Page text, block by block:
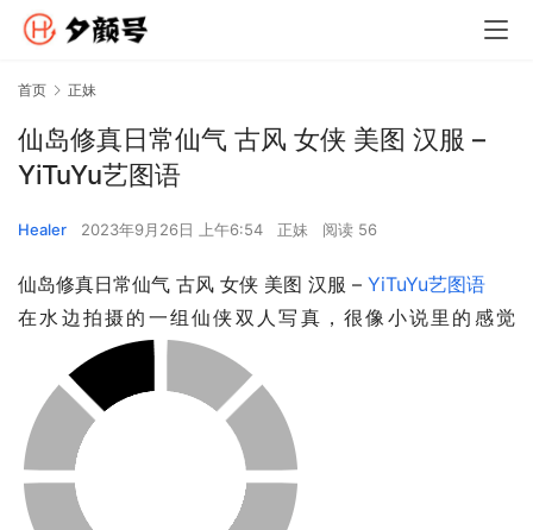
首页 正妹
仙岛修真日常仙气 古风 女侠 美图 汉服 –
YiTuYu艺图语
Healer 2023年9月26日 上午6:54 正妹 阅读 56
仙岛修真日常仙气 古风 女侠 美图 汉服 – YiTuYu艺图语
在水边拍摄的一组仙侠双人写真，很像小说里的感觉